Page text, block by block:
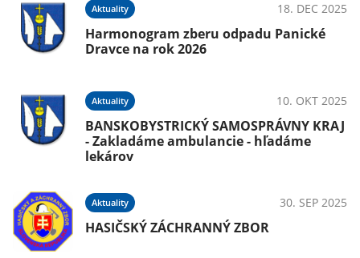
Aktuality 18. DEC 2025
Harmonogram zberu odpadu Panické
Dravce na rok 2026
Aktuality 10. OKT 2025
BANSKOBYSTRICKÝ SAMOSPRÁVNY KRAJ
- Zakladáme ambulancie - hľadáme
lekárov
Aktuality 30. SEP 2025
HASIČSKÝ ZÁCHRANNÝ ZBOR